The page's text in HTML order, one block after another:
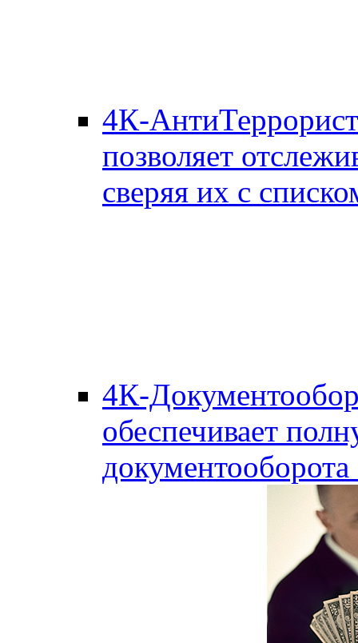
4К-АнтиТеррорист
позволяет
сверяя их с
4К-
обеспечивает